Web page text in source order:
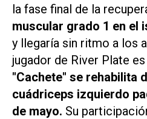
la fase final de la
muscular grado 1 en el
y llegaría sin ritmo a los
jugador de River Plate
"Cachete" se rehabilita
cuádriceps izquierdo
de mayo. Su